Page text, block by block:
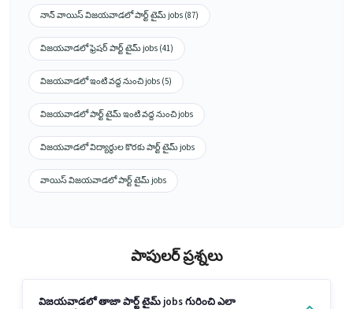
నాన్ వాయిస్ విజయవాడలో పార్ట్ టైమ్ jobs (87)
విజయవాడలో ఫ్రెషర్ పార్ట్ టైమ్ jobs (41)
విజయవాడలో ఇంటి వద్ద నుంచి jobs (5)
విజయవాడలో పార్ట్ టైమ్ ఇంటి వద్ద నుంచి jobs
విజయవాడలో విద్యార్థుల కొరకు పార్ట్ టైమ్ jobs
వాయిస్ విజయవాడలో పార్ట్ టైమ్ jobs
పాపులర్ ప్రశ్నలు
విజయవాడలో తాజా పార్ట్ టైమ్ jobs గురించి ఎలా